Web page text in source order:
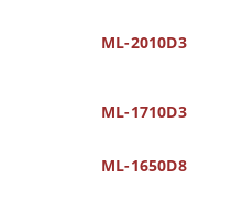
ML-2010D3
ML-1710D3
ML-1650D8